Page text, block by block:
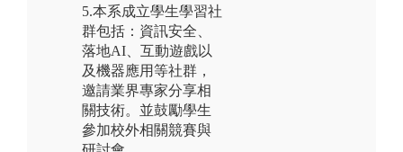
5.本系成立學生學習社
群包括：資訊安全、
落地AI、互動遊戲以
及機器應用等社群，
邀請業界專家分享相
關技術。並鼓勵學生
參加校外相關競賽與